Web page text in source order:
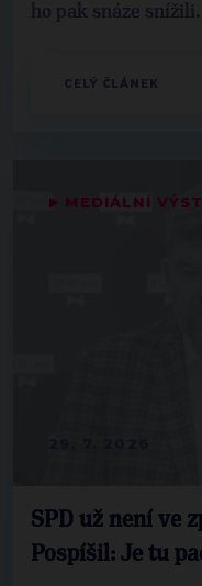
ho pak snáze
CELÝ ČLÁNEK
▶ MEDIÁLNÍ
SPD už není ve
Pospíšil: Je tu